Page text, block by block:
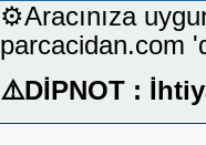
⚙️Aracınıza
parcacidan.com
⚠️DİPNOT :